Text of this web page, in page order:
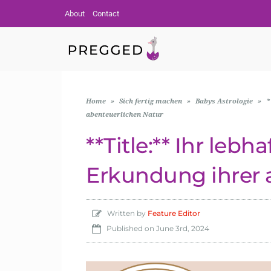
About Contact
Home » Sich fertig machen » Babys Astrologie »
abenteuerlichen Natur
**Title:** Ihr
Erkundung ihrer
Written by Feature Editor
Published on June 3rd, 2024